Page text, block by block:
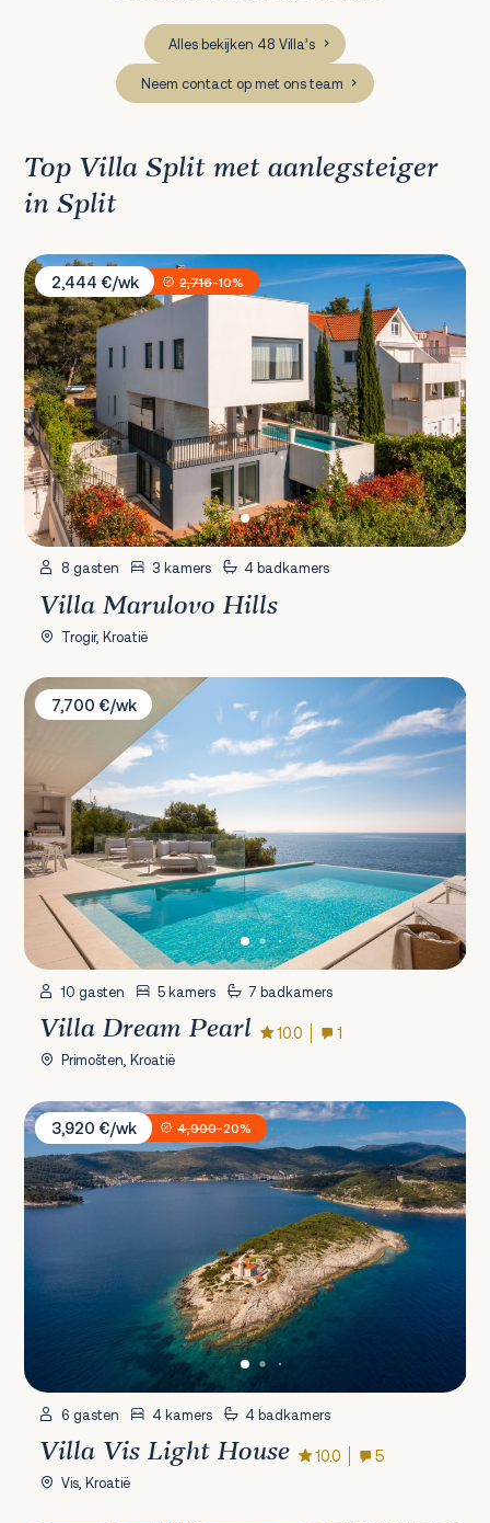
Alles bekijken 48 Villa’s
Neem contact op met ons team
Top Villa Split met aanlegsteiger
in Split
Villa Marulovo Hills
2,444 €/wk
2,716-10%
8 gasten 3 kamers 4 badkamers
Villa Marulovo Hills
Trogir, Kroatië
Villa Dream Pearl
7,700 €/wk
10 gasten 5 kamers 7 badkamers
Villa Dream Pearl 10.0 1
Primošten, Kroatië
Villa Vis Light House
3,920 €/wk
4,900-20%
6 gasten 4 kamers 4 badkamers
Villa Vis Light House 10.0 5
Vis, Kroatië